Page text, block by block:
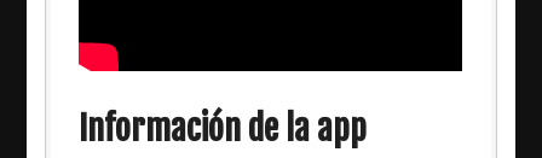
Información de la app